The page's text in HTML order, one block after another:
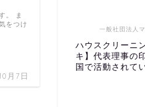
月7日
。 ま
をつけ
一般社団法人
ハウスクリーニ
キ】代表理事の
国で活動されて